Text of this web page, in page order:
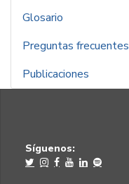
Glosario
Preguntas frecuentes
Publicaciones
Síguenos: